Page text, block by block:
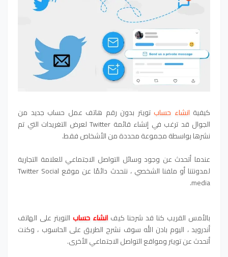
كيفية انشاء حساب تويتر بدون رقم هاتف عمل حساب جديد من
الجوال قد ترغب في إنشاء قائمة Twitter لعرض التغريدات التي تم
نشرها بواسطة مجموعة محددة من الأشخاص فقط.
عندما أتحدث عن وجود وسائل التواصل الاجتماعي للعلامة التجارية
لمدونتنا أو ملفنا الشخصي ، نتحدث دائمًا عن موقع Twitter Social
media.
بالأمس القريب كنا قد شرحنا كيف انشاء حساب التويتر على الهاتف
أندرويد ، اليوم بادن الله سوف نشرح الطريق على الحاسوب ، وكنت
أتحدث عن تويتر ومواقع التواصل الاجتماعي الأخرى.